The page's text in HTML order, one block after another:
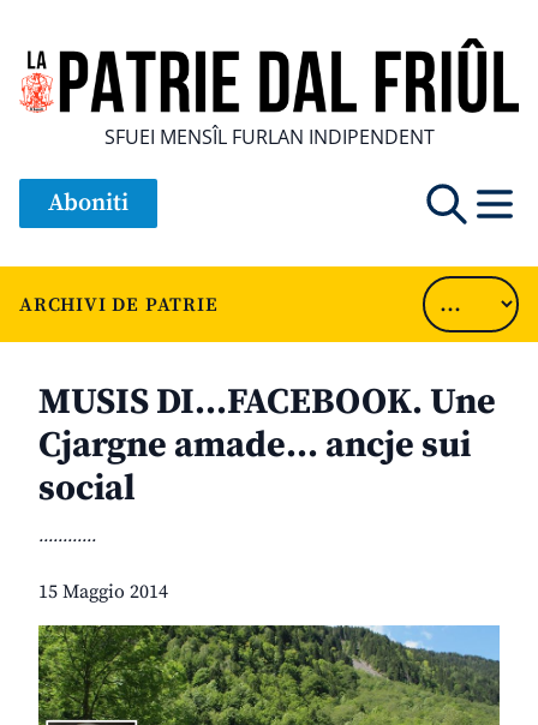
SFUEI MENSÎL FURLAN INDIPENDENT
Aboniti
ARCHIVI DE PATRIE
MUSIS DI…FACEBOOK. Une
Cjargne amade… ancje sui
social
............
15 Maggio 2014